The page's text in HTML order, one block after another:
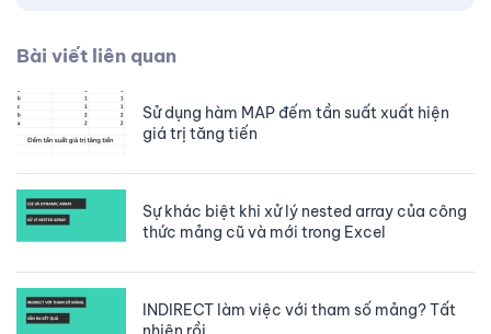
Bài viết liên quan
Sử dụng hàm MAP đếm tần suất xuất hiện
giá trị tăng tiến
Sự khác biệt khi xử lý nested array của công
thức mảng cũ và mới trong Excel
INDIRECT làm việc với tham số mảng? Tất